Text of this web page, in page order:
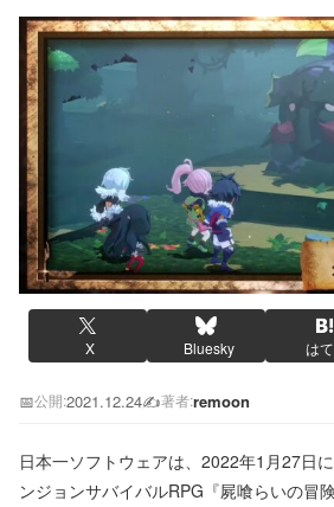
X Bluesky は
📅公開:2021.12.24✍️著者:remoon
日本一ソフトウェアは、2022年1月27日
ンジョンサバイバルRPG『屍喰らいの冒